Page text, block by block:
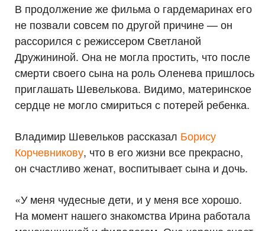
В продолжение же фильма о гардемаринах его
не позвали совсем по другой причине — он
рассорился с режиссером Светланой
Дружининой. Она не могла простить, что после
смерти своего сына на роль Оленева пришлось
приглашать Шевелькова. Видимо, материнское
сердце не могло смириться с потерей ребенка.
Владимир Шевельков рассказал Борису
Корчевникову, что в его жизни все прекрасно,
он счастливо женат, воспитывает сына и дочь.
«У меня чудесные дети, и у меня все хорошо.
На момент нашего знакомства Ирина работала